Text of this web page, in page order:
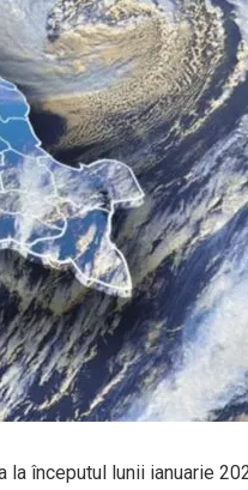
începutul lunii ianuarie